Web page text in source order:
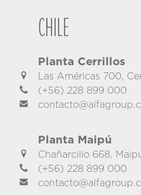
Chile
Planta Cerrillos
Las Américas 700,
(+56) 228 899 000
contacto@alfagroup.cl
Planta Maipú
Chañarcillo 668,
(+56) 228 899 000
contacto@alfagroup.cl